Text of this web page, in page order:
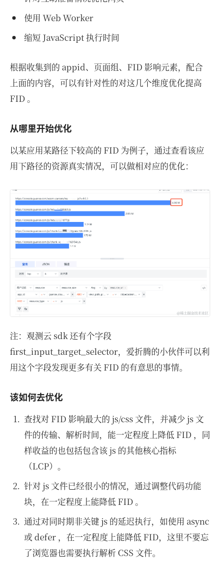
使用 Web Worker
缩短 JavaScript 执行时间
根据收集到的 appid、页面组、FID 影响元素，配合
上面的内容，可以有针对性的对这几个维度优化提高
FID 。
从哪里开始优化
以某应用某路径下较高的 FID 为例子，通过查看该应
用下路径的资源真实情况，可以做相对应的优化：
注：观测云 sdk 还有个字段
first_input_target_selector，爱折腾的小伙伴可以利
用这个字段发现更多有关 FID 的有意思的事情。
该如何去优化
查找对 FID 影响最大的 js/css 文件，并减少 js 文
件的传输、解析时间，能一定程度上降低 FID ，同
样收益的也包括包含该 js 的其他核心指标
（LCP）。
针对 js 文件已经很小的情况，通过调整代码功能
块，在一定程度上能降低 FID 。
通过对同时期非关键 js 的延迟执行，如使用 async
或 defer ，在一定程度上能降低 FID，这里不要忘
了浏览器也需要执行解析 CSS 文件。